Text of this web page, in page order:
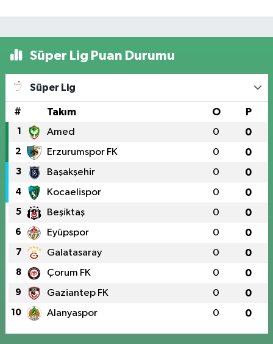
Süper Lig Puan Durumu
Süper Lig
# Takım O P
1 Amed 0 0
2 Erzurumspor FK 0 0
3 Başakşehir 0 0
4 Kocaelispor 0 0
5 Beşiktaş 0 0
6 Eyüpspor 0 0
7 Galatasaray 0 0
8 Çorum FK 0 0
9 Gaziantep FK 0 0
10 Alanyaspor 0 0